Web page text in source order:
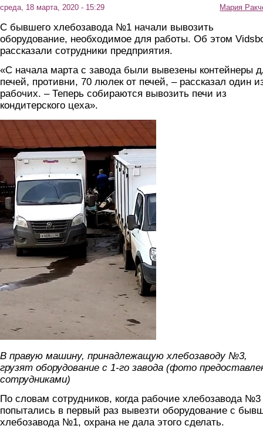
среда, 18 марта, 2020 - 15:29 Мария
С бывшего хлебозавода №1 начали вывозить
оборудование, необходимое для работы. Об этом
рассказали сотрудники предприятия.
«С начала марта с завода были вывезены контейнеры
печей, противни, 70 люлек от печей, – рассказал один
рабочих. – Теперь собираются вывозить печи из
кондитерского цеха».
mashiny.jpg
В правую машину, принадлежащую хлебозаводу №3,
грузят оборудование с 1-го завода (фото
сотрудниками)
По словам сотрудников, когда рабочие хлебозавода №3
попытались в первый раз вывезти оборудование с
хлебозавода №1, охрана не дала этого сделать.